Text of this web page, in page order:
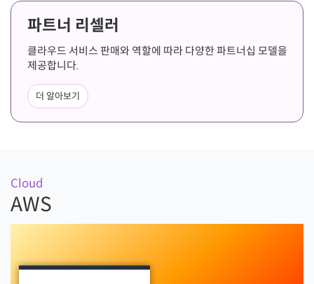
파트너 리셀러
클라우드 서비스 판매와 역할에 따라 다양한 파트너십 모델을
제공합니다.
더 알아보기
Cloud
AWS